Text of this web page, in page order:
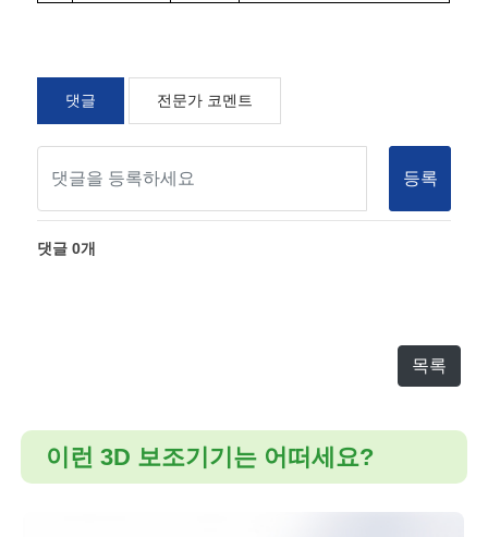
댓글 전문가 코멘트
등록
댓글0개
목록
이런 3D 보조기기는 어떠세요?